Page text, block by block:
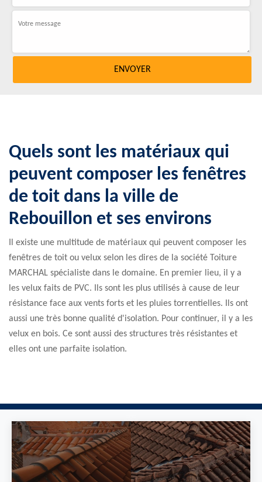
Quels sont les matériaux qui
peuvent composer les fenêtres
de toit dans la ville de
Rebouillon et ses environs
Il existe une multitude de matériaux qui peuvent composer les
fenêtres de toit ou velux selon les dires de la société Toiture
MARCHAL spécialiste dans le domaine. En premier lieu, il y a
les velux faits de PVC. Ils sont les plus utilisés à cause de leur
résistance face aux vents forts et les pluies torrentielles. Ils ont
aussi une très bonne qualité d'isolation. Pour continuer, il y a les
velux en bois. Ce sont aussi des structures très résistantes et
elles ont une parfaite isolation.